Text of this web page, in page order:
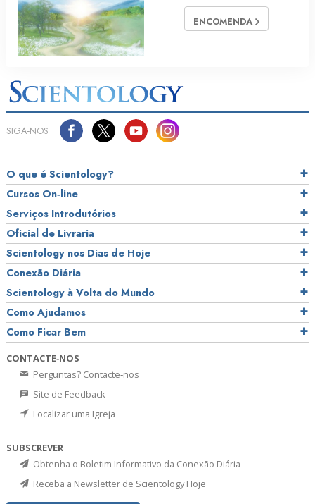
ENCOMENDA
SIGA‑NOS
O que é Scientology?
Cursos On‑line
Serviços Introdutórios
Oficial de Livraria
Scientology nos Dias de Hoje
Conexão Diária
Scientology à Volta do Mundo
Como Ajudamos
Como Ficar Bem
CONTACTE‑NOS
Perguntas? Contacte‑nos
Site de Feedback
Localizar uma Igreja
SUBSCREVER
Obtenha o Boletim Informativo da Conexão Diária
Receba a Newsletter de Scientology Hoje